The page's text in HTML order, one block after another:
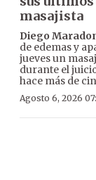
masajista
Diego
de edemas y
jueves un
durante el
hace más de
Agosto 6, 2026